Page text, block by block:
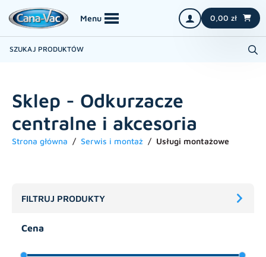
0,00 zł
Sklep - Odkurzacze
centralne i akcesoria
Strona główna Serwis i montaż Usługi montażowe
FILTRUJ PRODUKTY
Cena